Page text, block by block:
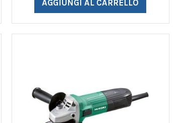
AGGIUNGI AL CARRELLO